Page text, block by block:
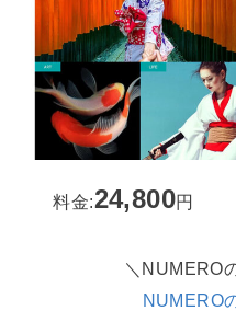
料金:24,800円
＼NUMERO
NUMERO